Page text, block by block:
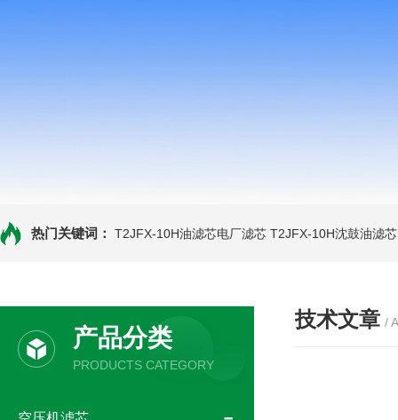
热门关键词： T2JFX-10H油滤芯电厂滤芯 T2JFX-10H沈鼓油滤芯
产品分类
PRODUCTS CATEGORY
技术文章 /